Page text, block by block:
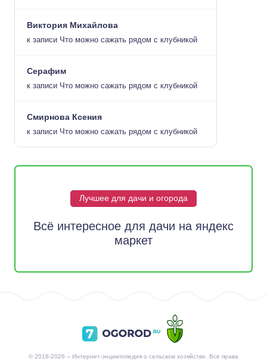
Виктория Михайлова
к записи Что можно сажать рядом с клубникой
Серафим
к записи Что можно сажать рядом с клубникой
Смирнова Ксения
к записи Что можно сажать рядом с клубникой
Лучшее для дачи и огорода
Всё интересное для дачи на яндекс
маркет
© 2018-2026 – Интернет-энциклопедия о сельском хозяйстве. Все права